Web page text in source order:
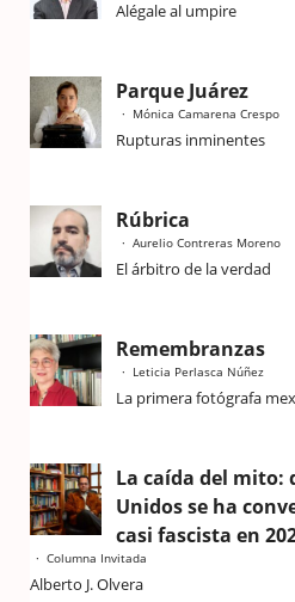
Alégale al umpire
Parque Juárez
Mónica Camarena Crespo
Rupturas inminentes
Rúbrica
Aurelio Contreras Moreno
El árbitro de la verdad
Remembranzas
Leticia Perlasca Núñez
La primera fotógrafa
La caída del mito:
Unidos se ha
casi fascista en
Columna Invitada
Alberto J. Olvera